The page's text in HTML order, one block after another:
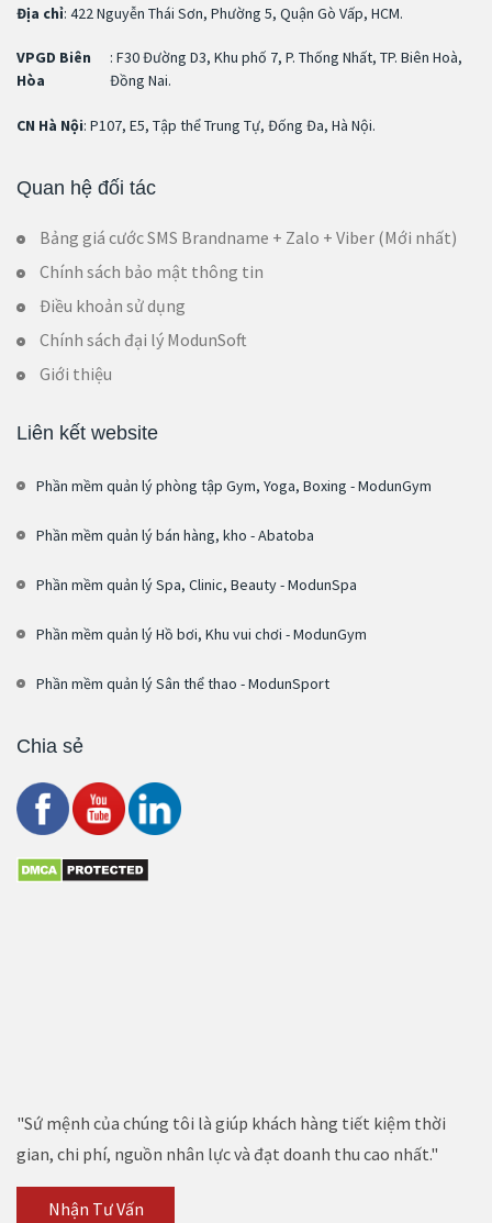
Địa chỉ: 422 Nguyễn Thái Sơn, Phường 5, Quận Gò Vấp, HCM.
VPGD Biên
Hòa
: F30 Đường D3, Khu phố 7, P. Thống Nhất, TP. Biên Hoà,
Đồng Nai.
CN Hà Nội: P107, E5, Tập thể Trung Tự, Đống Đa, Hà Nội.
Quan hệ đối tác
Bảng giá cước SMS Brandname + Zalo + Viber (Mới nhất)
Chính sách bảo mật thông tin
Điều khoản sử dụng
Chính sách đại lý ModunSoft
Giới thiệu
Liên kết website
Phần mềm quản lý phòng tập Gym, Yoga, Boxing - ModunGym
Phần mềm quản lý bán hàng, kho - Abatoba
Phần mềm quản lý Spa, Clinic, Beauty - ModunSpa
Phần mềm quản lý Hồ bơi, Khu vui chơi - ModunGym
Phần mềm quản lý Sân thể thao - ModunSport
Chia sẻ
"Sứ mệnh của chúng tôi là giúp khách hàng tiết kiệm thời
gian, chi phí, nguồn nhân lực và đạt doanh thu cao nhất."
Nhận Tư Vấn